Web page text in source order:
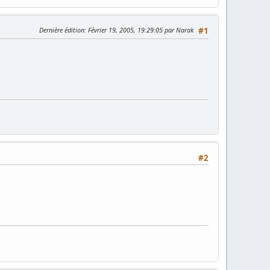
#1
Dernière édition: Février 19, 2005, 19:29:05 par Narak
#2